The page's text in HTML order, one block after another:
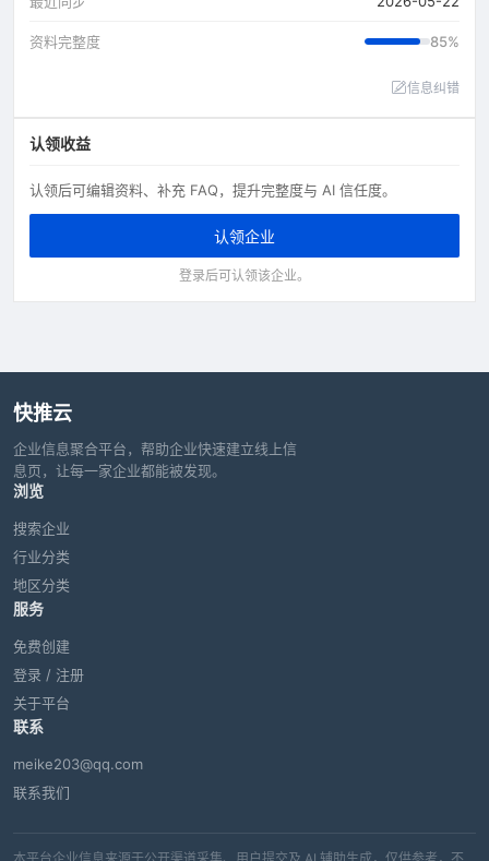
资料完整度 85%
信息纠错
认领收益
认领后可编辑资料、补充 FAQ，提升完整度与 AI 信任度。
认领企业
登录后可认领该企业。
快推云
企业信息聚合平台，帮助企业快速建立线上信
息页，让每一家企业都能被发现。
浏览
搜索企业
行业分类
地区分类
服务
免费创建
登录 / 注册
关于平台
联系
meike203@qq.com
联系我们